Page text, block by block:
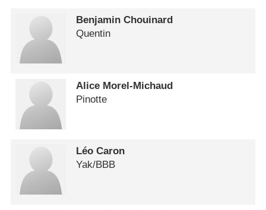
Benjamin Chouinard
Quentin
Alice Morel-Michaud
Pinotte
Léo Caron
Yak/​BBB